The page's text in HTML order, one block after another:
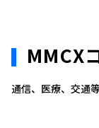
MMCX
通信、医療、交通